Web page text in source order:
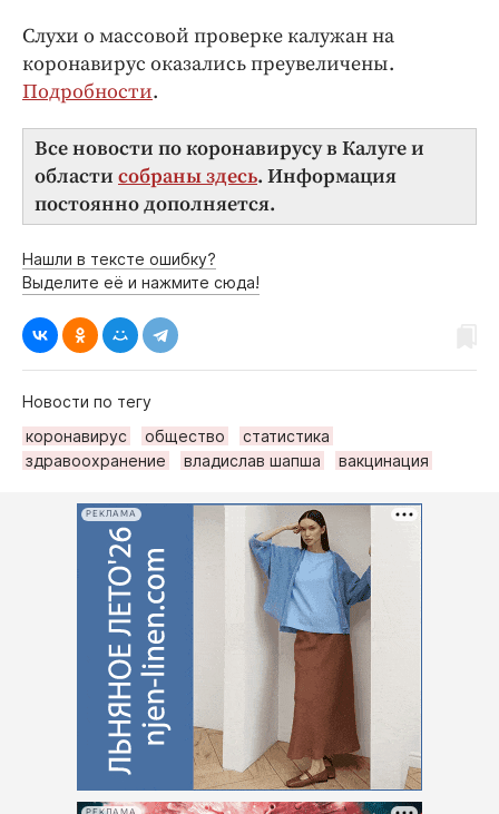
Слухи о массовой проверке калужан на
коронавирус оказались преувеличены.
Подробности.
Все новости по коронавирусу в Калуге и
области собраны здесь. Информация
постоянно дополняется.
Нашли в тексте ошибку?
Выделите её и нажмите сюда!
Новости по тегу
коронавирус
общество
статистика
здравоохранение
владислав шапша вакцинация
РЕКЛАМА